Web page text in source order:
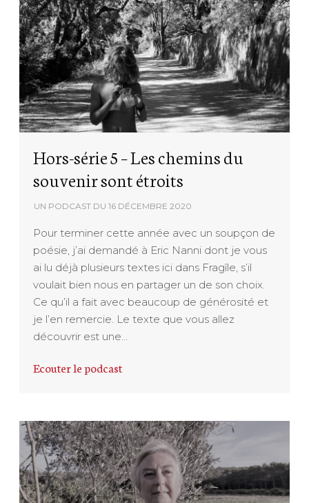
Hors-série 5 – Les chemins du
souvenir sont étroits
UN PODCAST DU16 DÉCEMBRE 2020
Pour terminer cette année avec un soupçon de
poésie, j’ai demandé à Eric Nanni dont je vous
ai lu déjà plusieurs textes ici dans Fragîle, s’il
voulait bien nous en partager un de son choix.
Ce qu’il a fait avec beaucoup de générosité et
je l’en remercie. Le texte que vous allez
découvrir est une…
Ecouter le podcast